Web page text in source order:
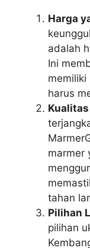
Harga
adalah
Ini
harus
marmer
tahan
Pilihan
pilihan